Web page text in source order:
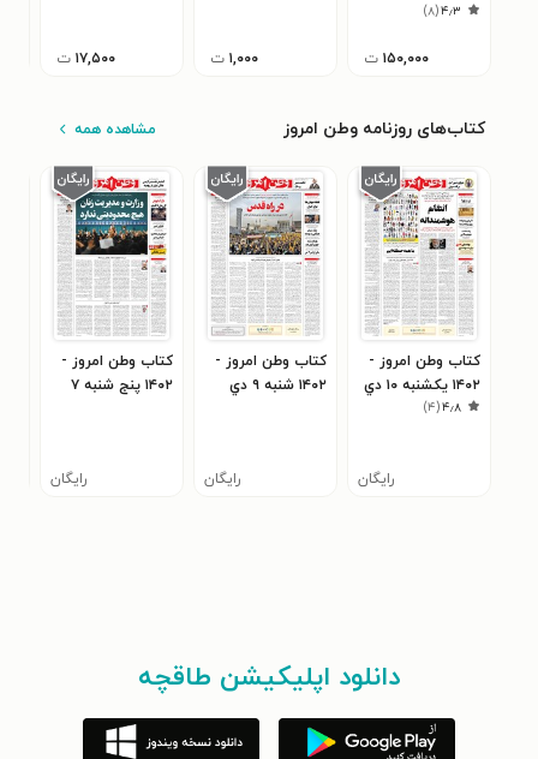
۴٫۳(۸)
۱۵۰,۰۰۰ ت ۱,۰۰۰ ت ۱۷,۵۰۰ ت
کتاب‌های روزنامه وطن امروز مشاهده همه
کتاب وطن امروز -
۱۴۰۲ يکشنبه ۱۰ دي
۴٫۸(۴)
رایگان
کتاب وطن امروز -
۱۴۰۲ شنبه ۹ دي
رایگان
کتاب وطن امروز -
۱۴۰۲ پنج شنبه ۷
رایگان
دانلود اپلیکیشن طاقچه